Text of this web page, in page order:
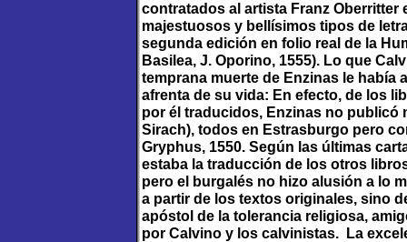
contratados al artista Franz
majestuosos y bellísimos tipos de
segunda edición en folio real de la
Basilea, J. Oporino, 1555). Lo que
temprana muerte de Enzinas le
afrenta de su vida: En efecto, de los
por él traducidos, Enzinas no publicó
Sirach), todos en Estrasburgo pero
Gryphus, 1550. Según las últimas
estaba la traducción de los otros
pero el burgalés no hizo alusión a lo
a partir de los textos originales, sino
apóstol de la tolerancia religiosa,
por Calvino y los calvinistas. La